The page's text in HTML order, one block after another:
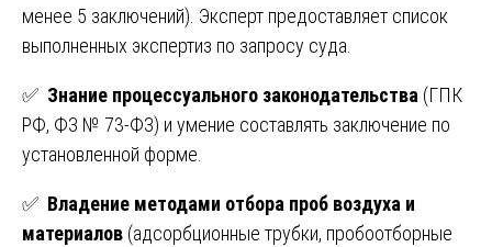
менее 5 заключений). Эксперт предоставляет список
выполненных экспертиз по запросу суда.
✅ Знание процессуального законодательства (ГПК
РФ, ФЗ № 73-ФЗ) и умение составлять заключение по
установленной форме.
✅ Владение методами отбора проб воздуха и
материалов (адсорбционные трубки, пробоотборные